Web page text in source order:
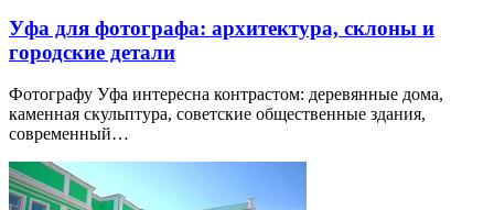
Уфа для фотографа: архитектура, склоны и
городские детали
Фотографу Уфа интересна контрастом: деревянные дома,
каменная скульптура, советские общественные здания,
современный…